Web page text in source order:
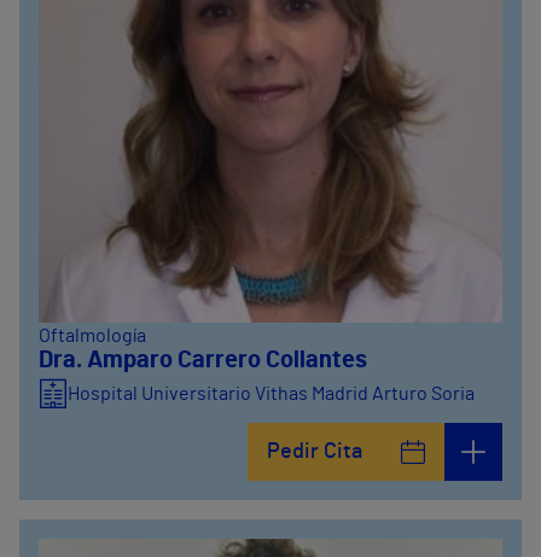
Oftalmología
Dra. Amparo Carrero Collantes
Hospital Universitario Vithas Madrid Arturo Soria
Pedir Cita